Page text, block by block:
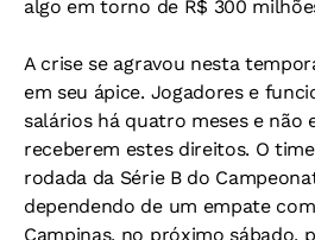
algo em torno de R$ 300
A crise se agravou nesta
em seu ápice. Jogadores e
salários há quatro meses e não
receberem estes direitos. O
rodada da Série B do
dependendo de um empate
Campinas, no próximo sábado,